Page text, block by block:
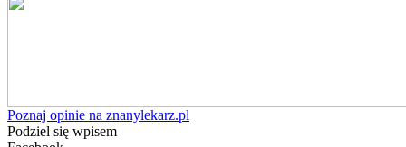
Poznaj opinie na znanylekarz.pl
Podziel się wpisem